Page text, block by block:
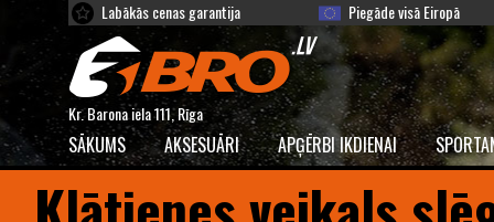
Labākās cenas garantija Piegāde visā Eiropā
Kr. Barona iela 111, Rīga
SĀKUMS AKSESUĀRI APĢĒRBI IKDIENAI